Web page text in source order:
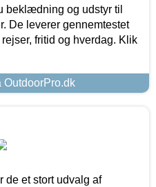
beklædning og udstyr til
De leverer gennemtestet
fritid og hverdag. Klik
OutdoorPro.dk
de et stort udvalg af